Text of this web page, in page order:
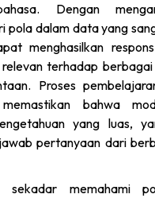
Dengan
pola dalam data yang
menghasilkan
terhadap
Proses
bahwa
yang luas,
pertanyaan dari
sekadar memahami